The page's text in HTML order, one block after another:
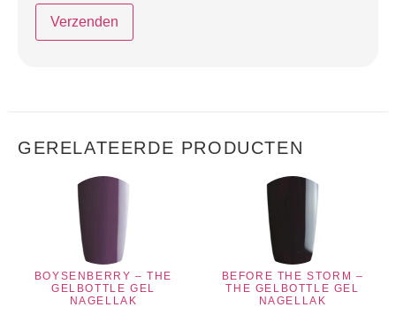
GERELATEERDE PRODUCTEN
BOYSENBERRY – THE
GELBOTTLE GEL
NAGELLAK
BEFORE THE STORM –
THE GELBOTTLE GEL
NAGELLAK